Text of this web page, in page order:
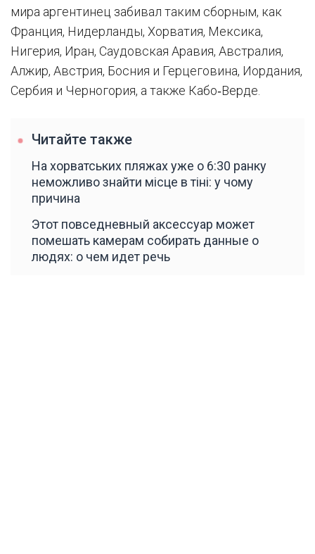
мира аргентинец забивал таким сборным, как
Франция, Нидерланды, Хорватия, Мексика,
Нигерия, Иран, Саудовская Аравия, Австралия,
Алжир, Австрия, Босния и Герцеговина, Иордания,
Сербия и Черногория, а также Кабо‑Верде.
Читайте также
На хорватських пляжах уже о 6:30 ранку
неможливо знайти місце в тіні: у чому
причина
Этот повседневный аксессуар может
помешать камерам собирать данные о
людях: о чем идет речь